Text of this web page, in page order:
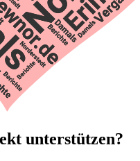
unterstützen?